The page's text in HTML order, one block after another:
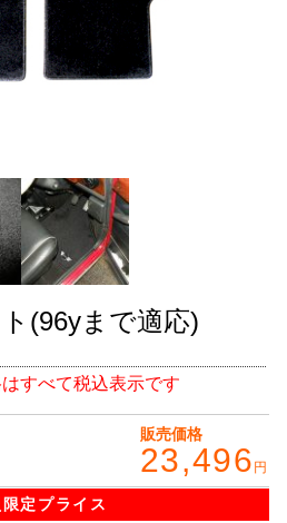
レクション
(96yまで適応)
すべて税込表示です
販売価格
23,496 円
定 プライス